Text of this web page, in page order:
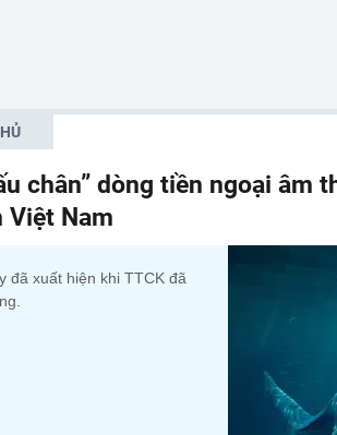
chân” dòng tiền ngoại âm
Việt Nam
đã xuất hiện khi TTCK đã